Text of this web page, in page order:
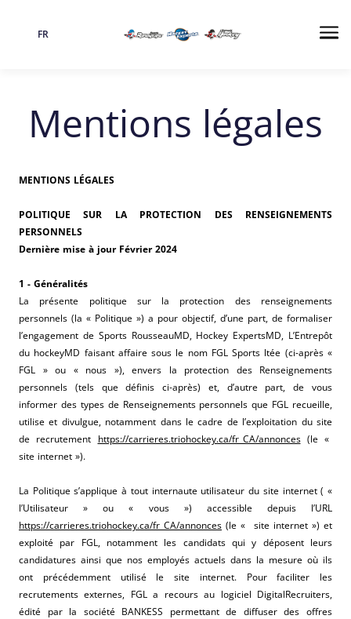
Langue
FR
Mentions légales
MENTIONS LÉGALES
POLITIQUE SUR LA PROTECTION DES RENSEIGNEMENTS
PERSONNELS
Dernière mise à jour Février 2024
1 - Généralités
La présente politique sur la protection des renseignements
personnels (la « Politique ») a pour objectif, d’une part, de formaliser
l’engagement de Sports RousseauMD, Hockey ExpertsMD, L’Entrepôt
du hockeyMD faisant affaire sous le nom FGL Sports ltée (ci-après «
FGL » ou « nous »), envers la protection des Renseignements
personnels (tels que définis ci-après) et, d’autre part, de vous
informer des types de Renseignements personnels que FGL recueille,
utilise et divulgue, notamment dans le cadre de l’exploitation du site
de recrutement https://carrieres.triohockey.ca/fr_CA/annonces(le «
site internet »).
La Politique s’applique à tout internaute utilisateur du site internet ( «
l’Utilisateur » ou « vous ») accessible depuis l’URL
https://carrieres.triohockey.ca/fr_CA/annonces (le « site internet ») et
exploité par FGL, notamment les candidats qui y déposent leurs
candidatures ainsi que nos employés actuels dans la mesure où ils
ont précédemment utilisé le site internet. Pour faciliter les
recrutements externes, FGL a recours au logiciel DigitalRecruiters,
édité par la société BANKESS permettant de diffuser des offres